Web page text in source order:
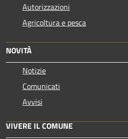
Autorizzazioni
Agricoltura e pesca
NOVITÀ
Notizie
Comunicati
Avvisi
VIVERE IL COMUNE